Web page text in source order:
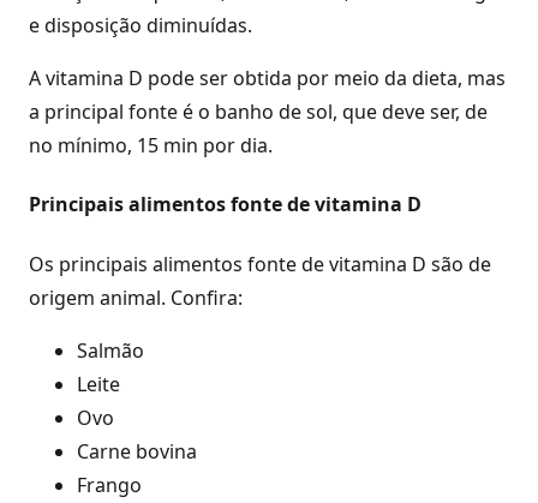
e disposição diminuídas.
A vitamina D pode ser obtida por meio da dieta, mas
a principal fonte é o banho de sol, que deve ser, de
no mínimo, 15 min por dia.
Principais alimentos fonte de vitamina D
Os principais alimentos fonte de vitamina D são de
origem animal. Confira:
Salmão
Leite
Ovo
Carne bovina
Frango